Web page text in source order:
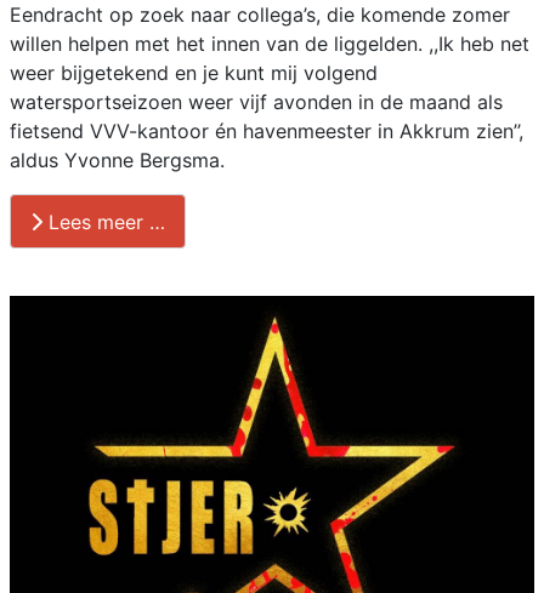
Eendracht op zoek naar collega’s, die komende zomer
willen helpen met het innen van de liggelden. ,,Ik heb net
weer bijgetekend en je kunt mij volgend
watersportseizoen weer vijf avonden in de maand als
fietsend VVV-kantoor én havenmeester in Akkrum zien’’,
aldus Yvonne Bergsma.
Lees meer …